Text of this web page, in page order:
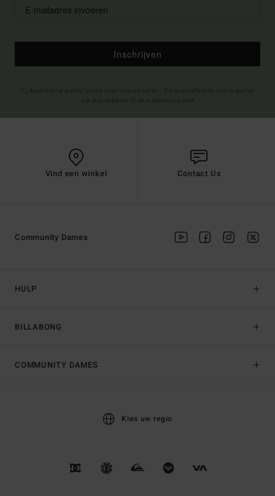
Inschrijven
Vind een winkel Contact Us
HULP
BILLABONG
Community Dames
COMMUNITY DAMES
Kies uw regio